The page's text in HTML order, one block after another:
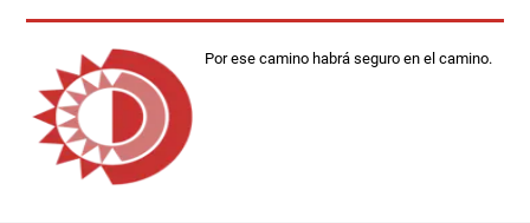
Por ese camino habrá seguro en el camino.